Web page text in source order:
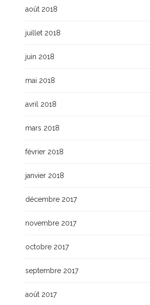
août 2018
juillet 2018
juin 2018
mai 2018
avril 2018
mars 2018
février 2018
janvier 2018
décembre 2017
novembre 2017
octobre 2017
septembre 2017
août 2017